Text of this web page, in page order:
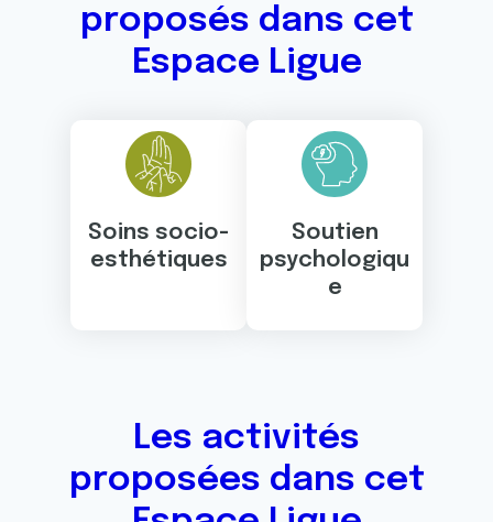
proposés dans cet
Espace Ligue
Soins socio-
esthétiques
Soutien
psychologiqu
e
Les activités
proposées dans cet